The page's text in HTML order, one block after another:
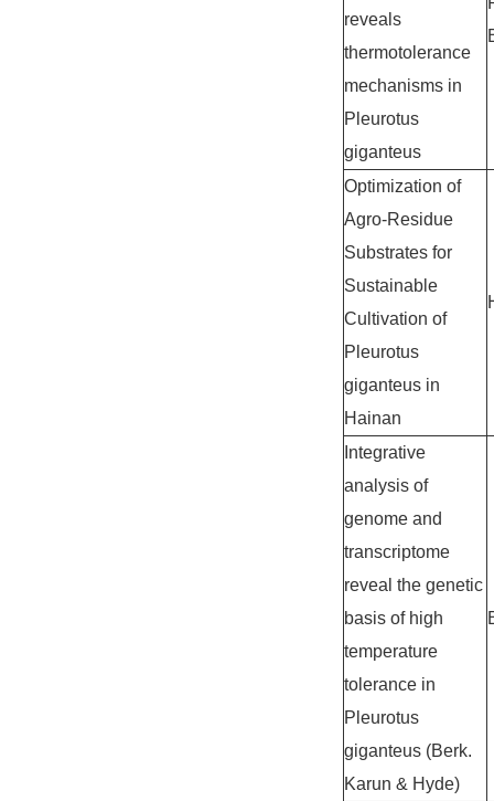
reveals
thermotolerance
mechanisms in
Pleurotus
giganteus
Optimization of
Agro-Residue
Substrates for
Sustainable
Cultivation of
Pleurotus
giganteus in
Hainan
Integrative
analysis of
genome and
transcriptome
reveal the genetic
basis of high
temperature
tolerance in
Pleurotus
giganteus (Berk.
Karun & Hyde)